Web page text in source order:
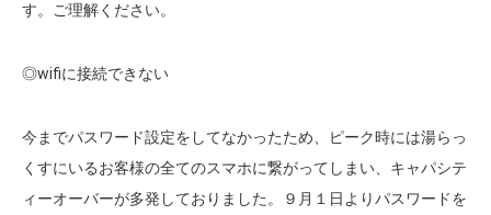
す。ご理解ください。
◎wifiに接続できない
今までパスワード設定をしてなかったため、ピーク時には湯らっ
くすにいるお客様の全てのスマホに繋がってしまい、キャパシテ
ィーオーバーが多発しておりました。９月１日よりパスワードを